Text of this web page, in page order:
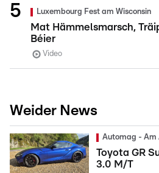
Luxembourg Fest am Wisconsin
Mat Hämmelsmarsch,
Béier
Video
Weider News
Automag - Am
Toyota GR
3.0 M/T